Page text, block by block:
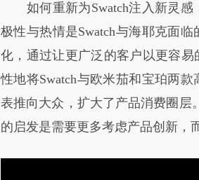
如何重新为Swatch注入新灵感
极性与热情是Swatch与海耶克面
化，通过让更广泛的客户以更容
性地将Swatch与欧米茄和宝珀两
表推向大众，扩大了产品消费圈层
的启发是需要更多考虑产品创新，